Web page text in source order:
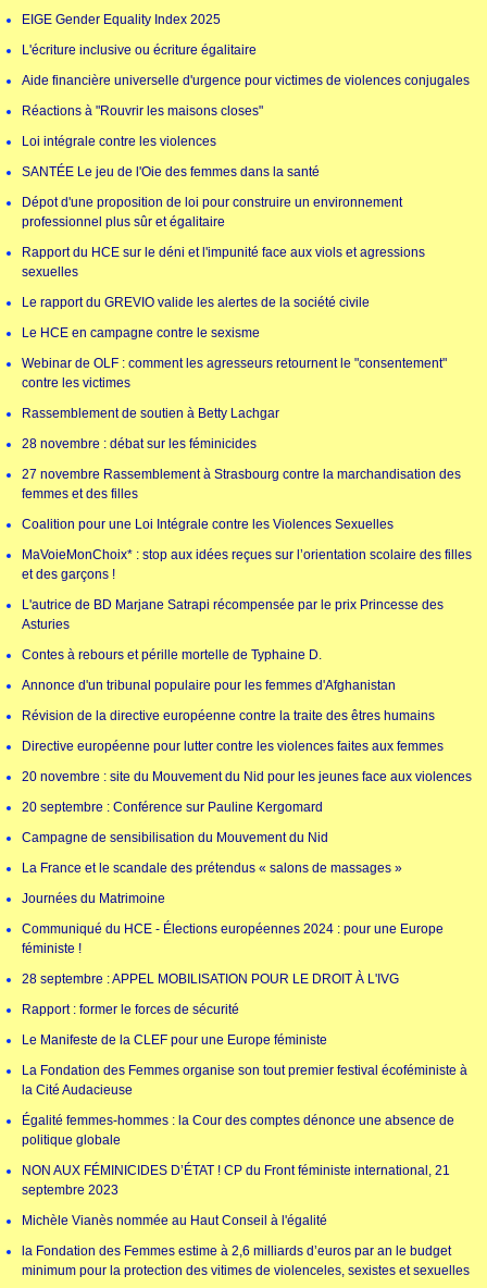
EIGE Gender Equality Index 2025
L'écriture inclusive ou écriture égalitaire
Aide financière universelle d'urgence pour victimes de violences conjugales
Réactions à "Rouvrir les maisons closes"
Loi intégrale contre les violences
SANTÉE Le jeu de l'Oie des femmes dans la santé
Dépot d'une proposition de loi pour construire un environnement
professionnel plus sûr et égalitaire
Rapport du HCE sur le déni et l'impunité face aux viols et agressions
sexuelles
Le rapport du GREVIO valide les alertes de la société civile
Le HCE en campagne contre le sexisme
Webinar de OLF : comment les agresseurs retournent le "consentement"
contre les victimes
Rassemblement de soutien à Betty Lachgar
28 novembre : débat sur les féminicides
27 novembre Rassemblement à Strasbourg contre la marchandisation des
femmes et des filles
Coalition pour une Loi Intégrale contre les Violences Sexuelles
MaVoieMonChoix* : stop aux idées reçues sur l’orientation scolaire des filles
et des garçons !
L'autrice de BD Marjane Satrapi récompensée par le prix Princesse des
Asturies
Contes à rebours et pérille mortelle de Typhaine D.
Annonce d'un tribunal populaire pour les femmes d'Afghanistan
Révision de la directive européenne contre la traite des êtres humains
Directive européenne pour lutter contre les violences faites aux femmes
20 novembre : site du Mouvement du Nid pour les jeunes face aux violences
20 septembre : Conférence sur Pauline Kergomard
Campagne de sensibilisation du Mouvement du Nid
La France et le scandale des prétendus « salons de massages »
Journées du Matrimoine
Communiqué du HCE - Élections européennes 2024 : pour une Europe
féministe !
28 septembre : APPEL MOBILISATION POUR LE DROIT À L'IVG
Rapport : former le forces de sécurité
Le Manifeste de la CLEF pour une Europe féministe
La Fondation des Femmes organise son tout premier festival écoféministe à
la Cité Audacieuse
Égalité femmes-hommes : la Cour des comptes dénonce une absence de
politique globale
NON AUX FÉMINICIDES D’ÉTAT ! CP du Front féministe international, 21
septembre 2023
Michèle Vianès nommée au Haut Conseil à l'égalité
la Fondation des Femmes estime à 2,6 milliards d’euros par an le budget
minimum pour la protection des vitimes de violenceles, sexistes et sexuelles